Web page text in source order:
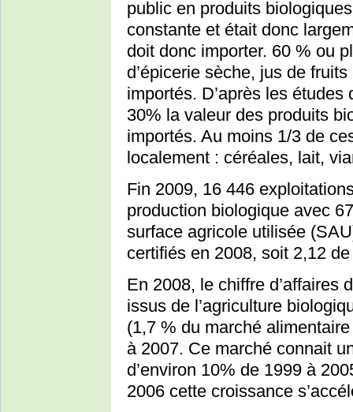
public en produits
constante et était donc
doit donc importer. 60 % ou
d’épicerie sèche, jus de
importés. D’après les
30% la valeur des produits
importés. Au moins 1/3 de
localement : céréales, lait,
Fin 2009, 16 446
production biologique avec
surface agricole utilisée
certifiés en 2008, soit 2,12
En 2008, le chiffre d’affaires
issus de l’agriculture
(1,7 % du marché
à 2007. Ce marché connait
d’environ 10% de 1999 à
2006 cette croissance